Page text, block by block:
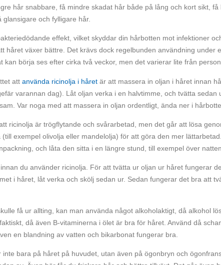
hår snabbare, få mindre skadat hår både på lång och kort sikt,
glansigare och fylligare hår.
effekt, vilket skyddar din hårbotten mot infektioner
håret växer bättre. Det krävs dock regelbunden användning under
kan börja ses efter cirka två veckor, men det varierar lite från
att använda ricinolja i håret är att massera in oljan i håret innan
varannan dag). Låt oljan verka i en halvtimme, och tvätta sedan
Var noga med att massera in oljan ordentligt, ända ner i
ricinolja är trögflytande och svårarbetad, men det går att lösa
(till exempel olivolja eller mandelolja) för att göra den mer
och låta den sitta i en längre stund, till exempel över natten.
du använder ricinolja. För att tvätta ur oljan ur håret fungerar
i håret, låt verka och skölj sedan ur. Sedan fungerar det bra att
få ur allting, kan man använda något alkoholaktigt, då alkohol
då även B-vitaminerna i ölet är bra för håret. Använd då
en blandning av vatten och bikarbonat fungerar bra.
inte bara på håret på huvudet, utan även på ögonbryn och